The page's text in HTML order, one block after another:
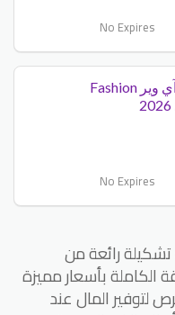
No Expires
كود خصم فاشن آي وير Fashion
No Expires
رائعة من
الكاملة بأسعار مميزة
المال عند